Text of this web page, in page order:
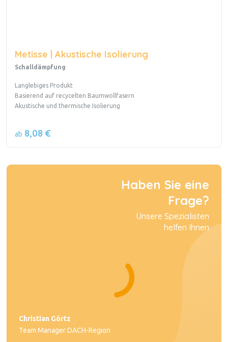
Metisse | Akustische Isolierung
Schalldämpfung
Langlebiges Produkt
Basierend auf recycelten Baumwollfasern
Akustische und thermische Isolierung
ab 8,08 €
Haben Sie eine
Frage?
Unsere Spezialisten
helfen Ihnen
Christian Görtz
Team Manager DACH-Region